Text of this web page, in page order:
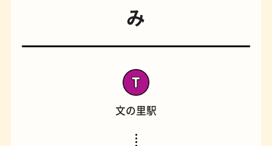
み
文の里駅